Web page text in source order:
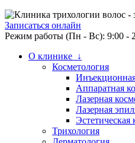
Записаться онлайн
Режим работы (Пн - Вс): 9:00 -
О клинике ↓
Косметология
Аппаратная
Лазерная
Лазерная
Эстетическая
Трихология